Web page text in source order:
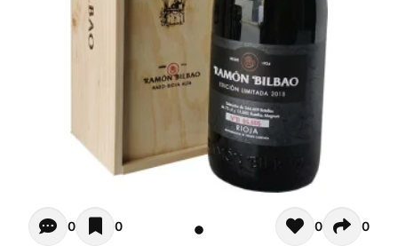
Opiniones de clientes - Actualmente no hay
0 0 0 0